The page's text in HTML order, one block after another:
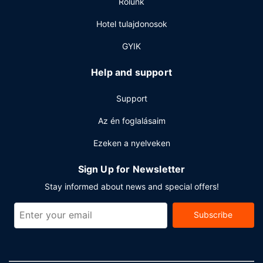
finomabb italokkal várja a vendégeket. Teljes reggeli felár
ellenében elérhető naponta reggeli 6:00 és 10:00 között.
lehetőség és vegytisztítási/ruhatisztítási szolgáltatások is
igénybe vehető. A(z) hotel több rendezvénytermet –
események lebonyolítására.
Hotel tulajdonosok
GYIK
Help and support
Support
Az én foglalásaim
Ezeken a nyelveken
Sign Up for Newsletter
Stay informed about news and special offers!
Subscribe